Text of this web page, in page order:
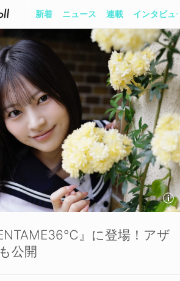
新着 ニュース 連載 インタビュー
』に登場！アザ
公開